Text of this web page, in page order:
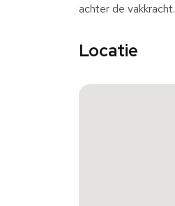
achter de vakkracht.
Locatie